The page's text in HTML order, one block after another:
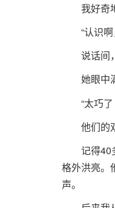
我好奇
“认识
说话间
她眼中
“太巧
他们的
记得40
格外洪亮。
声。